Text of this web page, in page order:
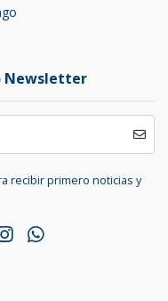
Newsletter
recibir primero noticias y